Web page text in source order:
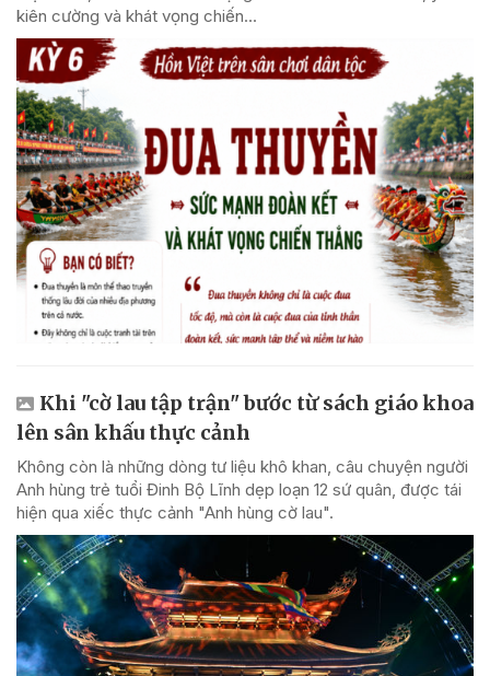
kiên cường và khát vọng chiến...
Khi "cờ lau tập trận" bước từ sách giáo khoa
lên sân khấu thực cảnh
Không còn là những dòng tư liệu khô khan, câu chuyện người
Anh hùng trẻ tuổi Đinh Bộ Lĩnh dẹp loạn 12 sứ quân, được tái
hiện qua xiếc thực cảnh "Anh hùng cờ lau".